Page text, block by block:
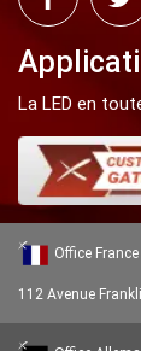
La LED en
Office France
112 Avenue